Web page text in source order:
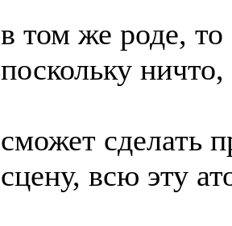
в том же роде, то
поскольку
сможет сделать
сцену, всю эту